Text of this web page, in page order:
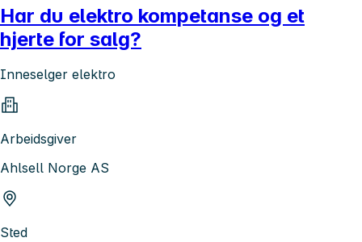
Har du elektro kompetanse og et
hjerte for salg?
Inneselger elektro
Arbeidsgiver
Ahlsell Norge AS
Sted